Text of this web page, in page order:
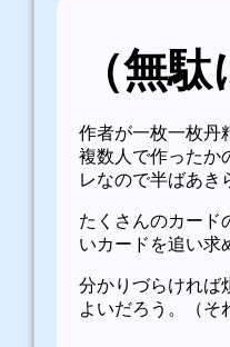
（無
作者が一枚一枚丹
複数人で作ったか
レなので半ばあき
たくさんのカード
いカードを追い求
分かりづらければ
よいだろう。（そ